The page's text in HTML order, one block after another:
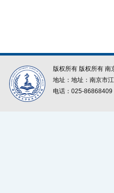
版权所有 版权所有 南
地址：地址：南京市
电话：025-86868409